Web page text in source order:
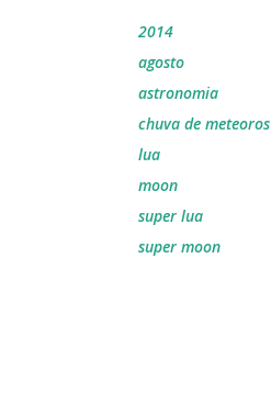
2014
agosto
astronomia
chuva de meteoros
lua
moon
super lua
super moon